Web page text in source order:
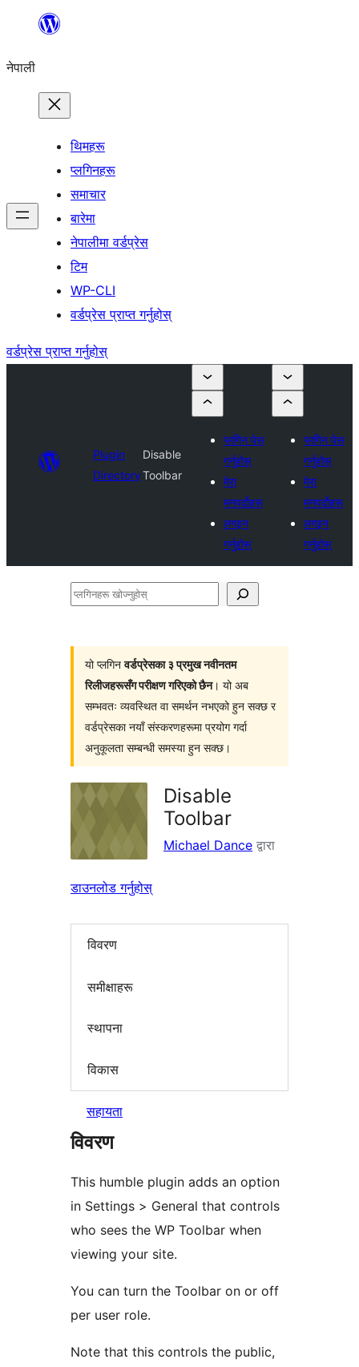
सामग्रीमा
नेपाली
थिमहरू
प्लगिनहरू
समाचार
बारेमा
नेपालीमा वर्डप्रेस
टिम
WP-CLI
वर्डप्रेस प्राप्त गर्नुहोस्
वर्डप्रेस प्राप्त गर्नुहोस्
Plugin
Directory
Disable
Toolbar
प्लगिन पेस
गर्नुहोस्
मेरा
मनपर्दोहरू
लगइन
गर्नुहोस्
प्लगिन पेस
गर्नुहोस्
मेरा
मनपर्दोहरू
लगइन
गर्नुहोस्
प्लगिनहरू
यो प्लगिनवर्डप्रेसका ३ प्रमुख नवीनतम
रिलीजहरूसँग परीक्षण गरिएको छैन। यो अब
सम्भवतः व्यवस्थित वा समर्थन नभएको हुन सक्छ र
वर्डप्रेसका नयाँ संस्करणहरूमा प्रयोग गर्दा
अनुकूलता सम्बन्धी समस्या हुन सक्छ।
Disable
Toolbar
Michael Dance द्वारा
डाउनलोड गर्नुहोस्
विवरण
समीक्षाहरू
स्थापना
विकास
सहायता
विवरण
This humble plugin adds an option
in Settings > General that controls
who sees the WP Toolbar when
viewing your site.
You can turn the Toolbar on or off
per user role.
Note that this controls the public,